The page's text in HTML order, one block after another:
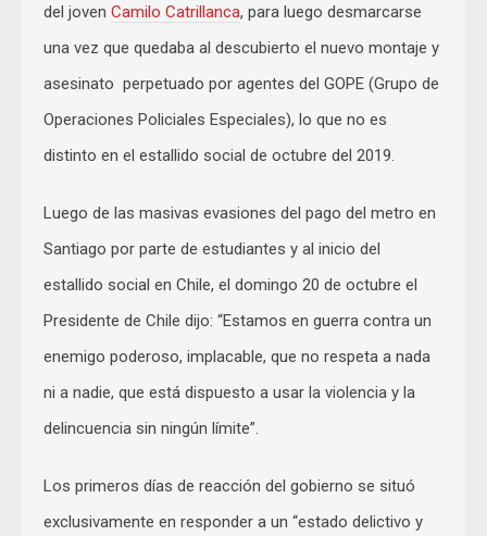
del joven Camilo Catrillanca, para luego desmarcarse
una vez que quedaba al descubierto el nuevo montaje y
asesinato perpetuado por agentes del GOPE (Grupo de
Operaciones Policiales Especiales), lo que no es
distinto en el estallido social de octubre del 2019.
Luego de las masivas evasiones del pago del metro en
Santiago por parte de estudiantes y al inicio del
estallido social en Chile, el domingo 20 de octubre el
Presidente de Chile dijo: “Estamos en guerra contra un
enemigo poderoso, implacable, que no respeta a nada
ni a nadie, que está dispuesto a usar la violencia y la
delincuencia sin ningún límite”.
Los primeros días de reacción del gobierno se situó
exclusivamente en responder a un “estado delictivo y